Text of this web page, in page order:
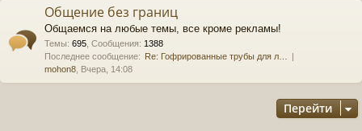
Общение без границ
Общаемся на любые темы, все кроме рекламы!
Темы: 695 Сообщения: 1388
Последнее сообщение: Re: Гофрированные трубы для л…
mohon8 , Вчера, 14:08
Перейти